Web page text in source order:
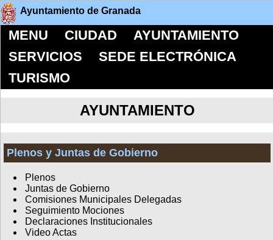
Ayuntamiento de Granada
MENU CIUDAD
AYUNTAMIENTO
SERVICIOS
SEDE ELECTRÓNICA
TURISMO
AYUNTAMIENTO
Plenos y Juntas de Gobierno
Plenos
Juntas de Gobierno
Comisiones Municipales Delegadas
Seguimiento Mociones
Declaraciones Institucionales
Video Actas